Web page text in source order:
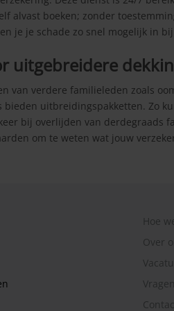
alvast boeken; zonder
je je schade zo snel mogelijk in
uitgebreidere
van verdere familieleden zoals
bieden uitbreidingspakketten. Zo
bij overlijden van derdegraads
om te weten wat jouw
Hoe
Over